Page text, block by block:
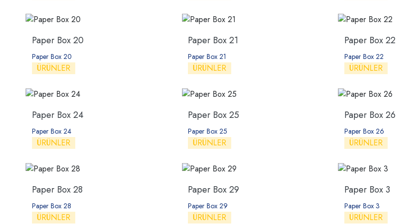
Paper Box 20
Paper Box 20
ÜRÜNLER
Paper Box 21
Paper Box 21
ÜRÜNLER
Paper Box 22
Paper Box 22
ÜRÜNLER
Paper Box 24
Paper Box 24
ÜRÜNLER
Paper Box 25
Paper Box 25
ÜRÜNLER
Paper Box 26
Paper Box 26
ÜRÜNLER
Paper Box 28
Paper Box 28
ÜRÜNLER
Paper Box 29
Paper Box 29
ÜRÜNLER
Paper Box 3
Paper Box 3
ÜRÜNLER